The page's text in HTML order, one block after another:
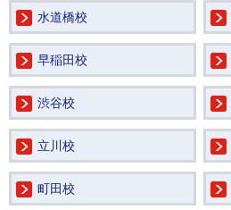
水道橋校
早稲田校
渋谷校
立川校
町田校